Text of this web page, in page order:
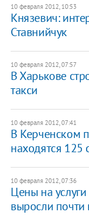
10 февраля 2012, 10:53
Князевич:
Ставнийчук
10 февраля 2012, 07:57
В Харькове
такси
10 февраля 2012, 07:41
В Керченском
находятся 125
10 февраля 2012, 07:36
Цены на
выросли почти